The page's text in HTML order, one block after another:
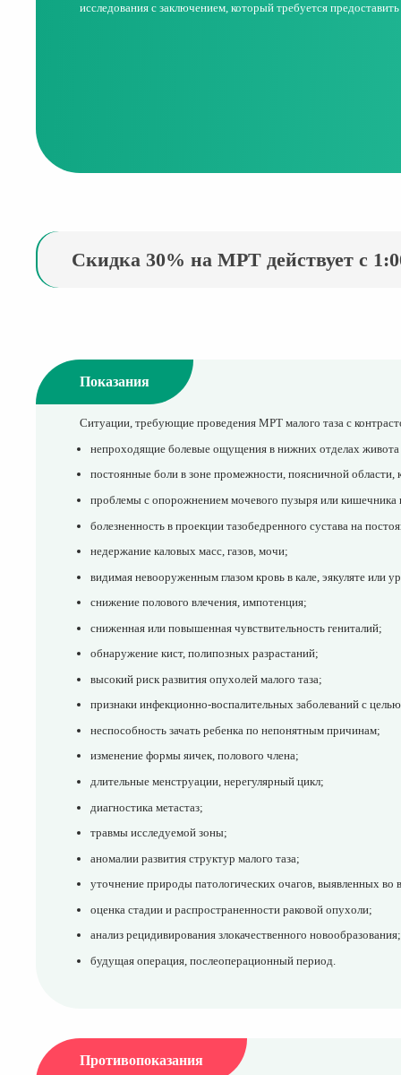
исследования с заключением, который требуется
Скидка 30% на МРТ действует с
Показания
Ситуации, требующие проведения МРТ малого таза с
непроходящие болевые ощущения в нижних отделах
постоянные боли в зоне промежности, поясничной области,
проблемы с опорожнением мочевого пузыря или
болезненность в проекции тазобедренного сустава на
недержание каловых масс, газов, мочи;
видимая невооруженным глазом кровь в кале, эякуляте или
снижение полового влечения, импотенция;
сниженная или повышенная чувствительность гениталий;
обнаружение кист, полипозных разрастаний;
высокий риск развития опухолей малого таза;
признаки инфекционно-воспалительных заболеваний с
неспособность зачать ребенка по непонятным причинам;
изменение формы яичек, полового члена;
длительные менструации, нерегулярный цикл;
диагностика метастаз;
травмы исследуемой зоны;
аномалии развития структур малого таза;
уточнение природы патологических очагов, выявленных во
оценка стадии и распространенности раковой опухоли;
анализ рецидивирования злокачественного новообразования;
будущая операция, послеоперационный период.
Противопоказания